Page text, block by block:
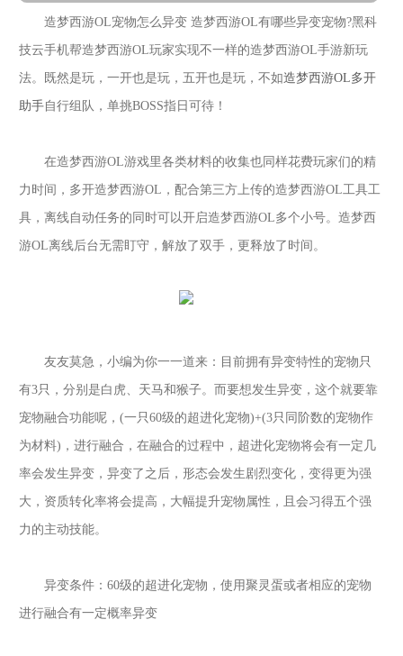
造梦西游OL宠物怎么异变 造梦西游OL有哪些异变宠物?黑科
技云手机帮造梦西游OL玩家实现不一样的造梦西游OL手游新玩
法。既然是玩，一开也是玩，五开也是玩，不如造梦西游OL多开
助手自行组队，单挑BOSS指日可待！
在造梦西游OL游戏里各类材料的收集也同样花费玩家们的精
力时间，多开造梦西游OL ，配合第三方上传的造梦西游OL工具工
具，离线自动任务的同时可以开启造梦西游OL多个小号。造梦西
游OL离线后台无需盯守，解放了双手，更释放了时间。
友友莫急，小编为你一一道来：目前拥有异变特性的宠物只
有3只，分别是白虎、天马和猴子。而要想发生异变，这个就要靠
宠物融合功能呢，(一只60级的超进化宠物)+(3只同阶数的宠物作
为材料)，进行融合，在融合的过程中，超进化宠物将会有一定几
率会发生异变，异变了之后，形态会发生剧烈变化，变得更为强
大，资质转化率将会提高，大幅提升宠物属性，且会习得五个强
力的主动技能。
异变条件：60级的超进化宠物，使用聚灵蛋或者相应的宠物
进行融合有一定概率异变